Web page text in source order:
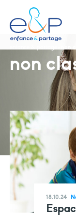
Stop Maltraitance -
0 800 05 1234
Allo Parents Bébé
0 800 00 3456
non
18.10.24